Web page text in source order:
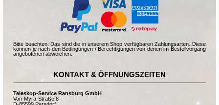
Bitte beachten: Das sind die in unserem Shop verfügbaren Zahlungsarten. Diese
können je nach den Bedingungen / Berechtigungen von denen im Bestellvorgang
angebotenen abweichen.
KONTAKT & ÖFFNUNGSZEITEN
Teleskop-Service Ransburg GmbH
Von-Myra-Straße 8